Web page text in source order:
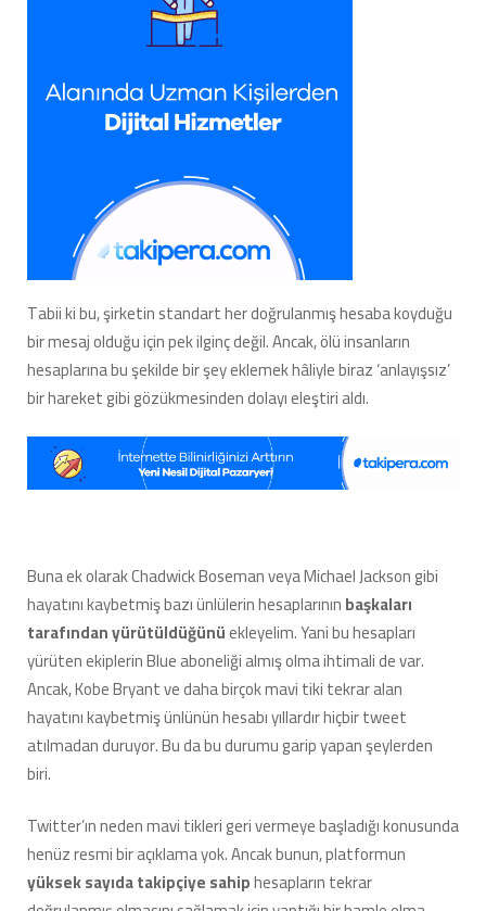
Tabii ki bu, şirketin standart her doğrulanmış hesaba koyduğu
bir mesaj olduğu için pek ilginç değil. Ancak, ölü insanların
hesaplarına bu şekilde bir şey eklemek hâliyle biraz ‘anlayışsız’
bir hareket gibi gözükmesinden dolayı eleştiri aldı.
Buna ek olarak Chadwick Boseman veya Michael Jackson gibi
hayatını kaybetmiş bazı ünlülerin hesaplarınınbaşkaları
tarafından yürütüldüğünüekleyelim. Yani bu hesapları
yürüten ekiplerin Blue aboneliği almış olma ihtimali de var.
Ancak, Kobe Bryant ve daha birçok mavi tiki tekrar alan
hayatını kaybetmiş ünlünün hesabı yıllardır hiçbir tweet
atılmadan duruyor. Bu da bu durumu garip yapan şeylerden
biri.
Twitter’ın neden mavi tikleri geri vermeye başladığı konusunda
henüz resmi bir açıklama yok. Ancak bunun, platformun
yüksek sayıda takipçiye sahiphesapların tekrar